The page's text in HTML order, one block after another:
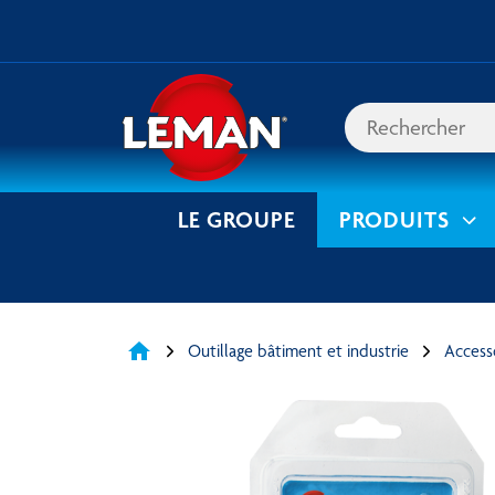
LE GROUPE PRODUITS
home Outillage bâtiment et industrie